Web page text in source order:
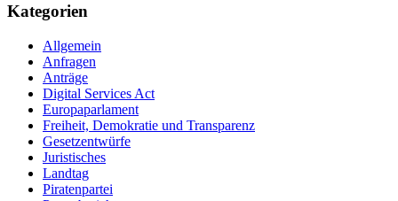
Kategorien
Allgemein
Anfragen
Anträge
Digital Services Act
Europaparlament
Freiheit, Demokratie und Transparenz
Gesetzentwürfe
Juristisches
Landtag
Piratenpartei